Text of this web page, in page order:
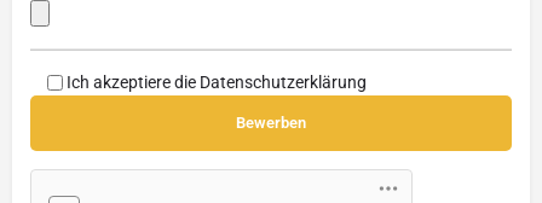
Ich akzeptiere die Datenschutzerklärung